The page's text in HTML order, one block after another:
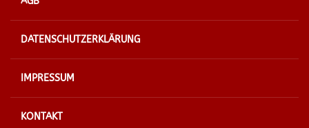
DATENSCHUTZERKLÄRUNG
IMPRESSUM
KONTAKT